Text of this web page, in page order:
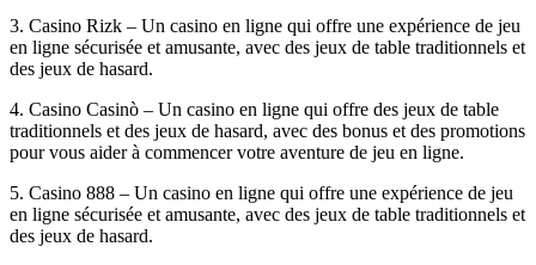
3. Casino Rizk – Un casino en ligne qui offre une expérience de jeu
en ligne sécurisée et amusante, avec des jeux de table traditionnels et
des jeux de hasard.
4. Casino Casinò – Un casino en ligne qui offre des jeux de table
traditionnels et des jeux de hasard, avec des bonus et des promotions
pour vous aider à commencer votre aventure de jeu en ligne.
5. Casino 888 – Un casino en ligne qui offre une expérience de jeu
en ligne sécurisée et amusante, avec des jeux de table traditionnels et
des jeux de hasard.